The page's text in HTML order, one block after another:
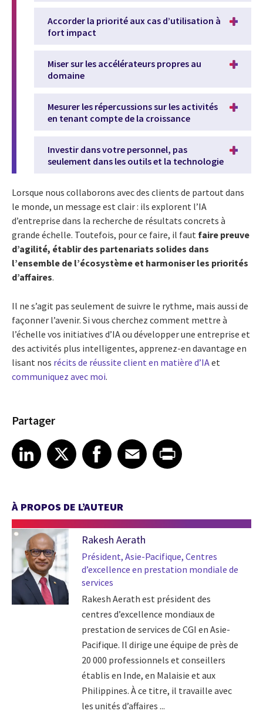
Accorder la priorité aux cas d’utilisation à
fort impact
Miser sur les accélérateurs propres au
domaine
Mesurer les répercussions sur les activités
en tenant compte de la croissance
Investir dans votre personnel, pas
seulement dans les outils et la technologie
Lorsque nous collaborons avec des clients de partout dans
le monde, un message est clair : ils explorent l’IA
d’entreprise dans la recherche de résultats concrets à
grande échelle. Toutefois, pour ce faire, il faut faire preuve
d’agilité, établir des partenariats solides dans
l’ensemble de l’écosystème et harmoniser les priorités
d’affaires.
Il ne s’agit pas seulement de suivre le rythme, mais aussi de
façonner l’avenir. Si vous cherchez comment mettre à
l’échelle vos initiatives d’IA ou développer une entreprise et
des activités plus intelligentes, apprenez-en davantage en
lisant nos récits de réussite client en matière d’IAet
communiquez avec moi.
Partager
Share article on LinkedIn
LinkedIn
Share article on XShare article on Facebook
Facebook
Share article on Email
EmailShare article on Print
À PROPOS DE L’AUTEUR
Rakesh Aerath
Président, Asie-Pacifique, Centres
d’excellence en prestation mondiale de
services
Rakesh Aerath est président des
centres d’excellence mondiaux de
prestation de services de CGI en Asie-
Pacifique. Il dirige une équipe de près de
20 000 professionnels et conseillers
établis en Inde, en Malaisie et aux
Philippines. À ce titre, il travaille avec
les unités d’affaires ...